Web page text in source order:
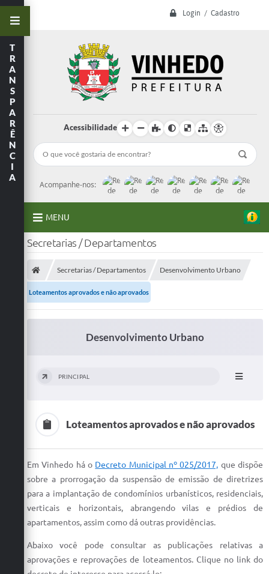
Login / Cadastro
Acessibilidade
Acompanhe-nos:
MENU
A Prefeitura
Secretarias
Telefones
Licitações
Tributos Online
Transporte Coletivo Municipal (Horários e
Itinerários)
Normas e Legislação
Defesa Civil
T
R
A
N
S
P
A
R
Ê
N
C
I
A
Secretarias / Departamentos
Secretarias / Departamentos Desenvolvimento Urbano
Loteamentos aprovados e não aprovados
Desenvolvimento Urbano
PRINCIPAL
Loteamentos aprovados e não aprovados
Em Vinhedo há o Decreto Municipal nº 025/2017, que dispõe
sobre a prorrogação da suspensão de emissão de diretrizes
para a implantação de condomínios urbanísticos, residenciais,
verticais e horizontais, abrangendo vilas e prédios de
apartamentos, assim como dá outras providências.
Abaixo você pode consultar as publicações relativas a
aprovações e reprovações de loteamentos. Clique no link do